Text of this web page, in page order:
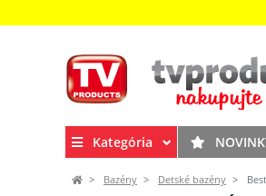
Kategória
Bazény Detské bazény